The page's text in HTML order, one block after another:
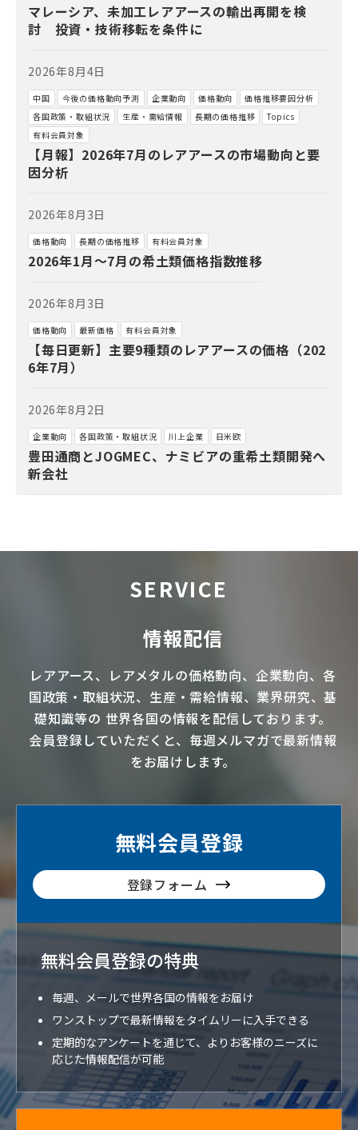
マレーシア、未加工レアアースの輸出再開を検
討 投資・技術移転を条件に
2026年8月4日
中国 今後の価格動向予測 企業動向 価格動向
価格推移要因分析
各国政策・取組状況
生産・需給情報 長期の価格推移
Topics
有料会員対象
【月報】2026年7月のレアアースの市場動向と要
因分析
2026年8月3日
価格動向 長期の価格推移 有料会員対象
2026年1月～7月の希土類価格指数推移
2026年8月3日
価格動向 最新価格 有料会員対象
【毎日更新】主要9種類のレアアースの価格（202
6年7月）
2026年8月2日
企業動向 各国政策・取組状況 川上企業 日米欧
豊田通商とJOGMEC、ナミビアの重希土類開発へ
新会社
SERVICE
情報配信
レアアース、 レアメタルの価格動向、企業動向、各
国政策・取組状況、生産・需給情報、業界研究、基
礎知識等の 世界各国の情報を配信 しております。
会員登録していただくと、毎週メルマガで最新情報
をお届けします。
無料会員登録
登録フォーム
無料会員登録の特典
毎週、メールで世界各国の情報をお届け
ワンストップで最新情報をタイムリーに入手できる
定期的なアンケートを通じて、よりお客様のニーズに
応じた情報配信が可能